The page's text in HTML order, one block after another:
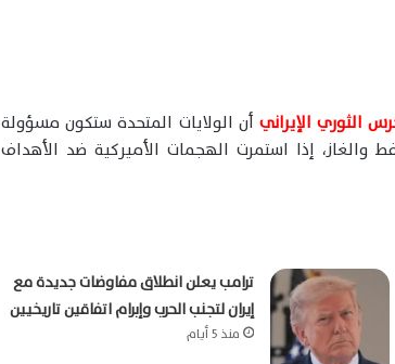
الثوري الإيراني أن الولايات المتحدة ستكون مسؤولة
والغاز، إذا استمرت الهجمات الأميركية ضد الأهداف
ترامب يعلن انطلاق مفاوضات جديدة مع
إيران لتجنب الحرب وإبرام اتفاقين تاريخيين
منذ 5 أيام